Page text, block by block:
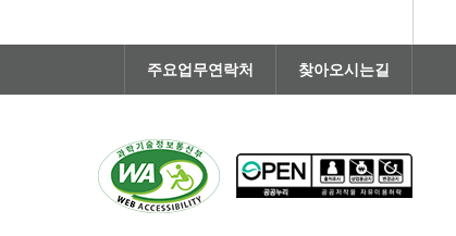
주요업무연락처 찾아오시는길